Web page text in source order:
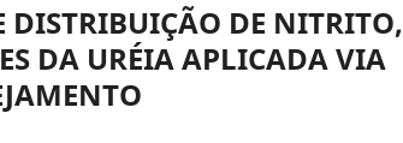
DISTRIBUIÇÃO DE NITRITO,
DA URÉIA APLICADA VIA